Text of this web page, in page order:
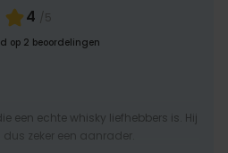
4 /5
op 2 beoordelingen
een echte whisky liefhebbers is. Hij
zeker een aanrader.